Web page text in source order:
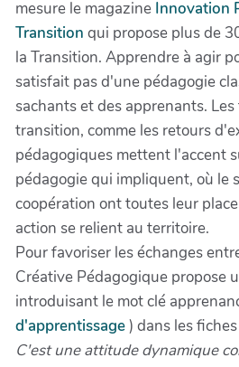
mesure le magazine Innovation
Transition qui propose plus de
la Transition. Apprendre à agir
satisfait pas d'une pédagogie
sachants et des apprenants.
transition, comme les retours
pédagogiques mettent l'accent
pédagogie qui impliquent, où le
coopération ont toutes leur
action se relient au territoire.
Pour favoriser les échanges
Créative Pédagogique propose
introduisant le mot clé
d'apprentissage) dans les
C'est une attitude dynamique